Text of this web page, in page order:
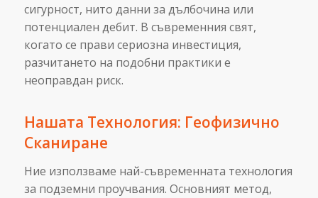
сигурност, нито данни за дълбочина или
потенциален дебит. В съвременния свят,
когато се прави сериозна инвестиция,
разчитането на подобни практики е
неоправдан риск.
Нашата Технология: Геофизично
Сканиране
Ние използваме най-съвременната технология
за подземни проучвания. Основният метод,